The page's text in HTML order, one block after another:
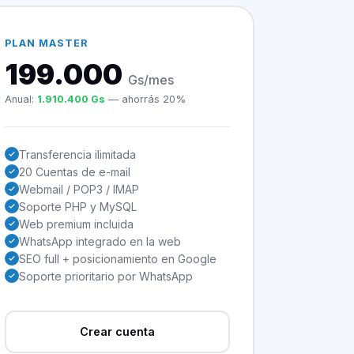
PLAN MASTER
199.000 Gs/mes
Anual: 1.910.400 Gs — ahorrás 20%
Transferencia ilimitada
20 Cuentas de e-mail
Webmail / POP3 / IMAP
Soporte PHP y MySQL
Web premium incluida
WhatsApp integrado en la web
SEO full + posicionamiento en Google
Soporte prioritario por WhatsApp
Crear cuenta